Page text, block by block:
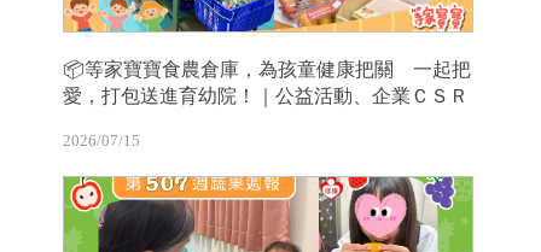
📦等家寶寶食農倉庫，為孩童健康把關 一起把
愛，打包送進育幼院！｜公益活動、企業ＣＳＲ
2026/07/15